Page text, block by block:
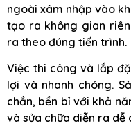
ngoài xâm nhập vào
tạo ra không gian
ra theo đúng tiến trình.
Việc thi công và lắp
lợi và nhanh chóng.
chắn, bền bỉ với khả
và sửa chữa diễn ra